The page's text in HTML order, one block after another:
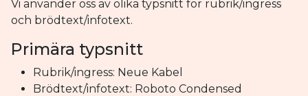
Vi använder oss av olika typsnitt för rubrik/ingress
och brödtext/infotext.
Primära typsnitt
Rubrik/ingress: Neue Kabel
Brödtext/infotext: Roboto Condensed